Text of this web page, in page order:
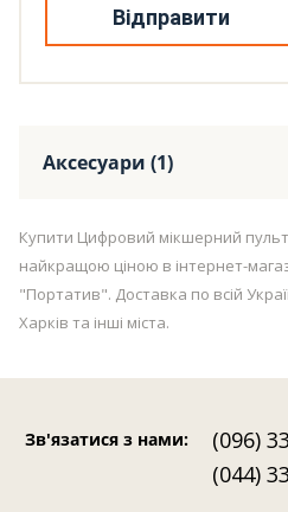
Відправити
Аксесуари (1)
Купити Цифровий мікшерний
найкращою ціною в інтернет-
"Портатив". Доставка по всій
Харків та інші міста.
Зв'язатися з нами:
(096)
(044)